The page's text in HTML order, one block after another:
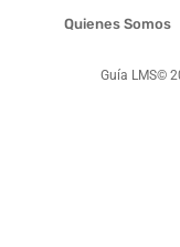
Quienes Somos
Guía LMS©